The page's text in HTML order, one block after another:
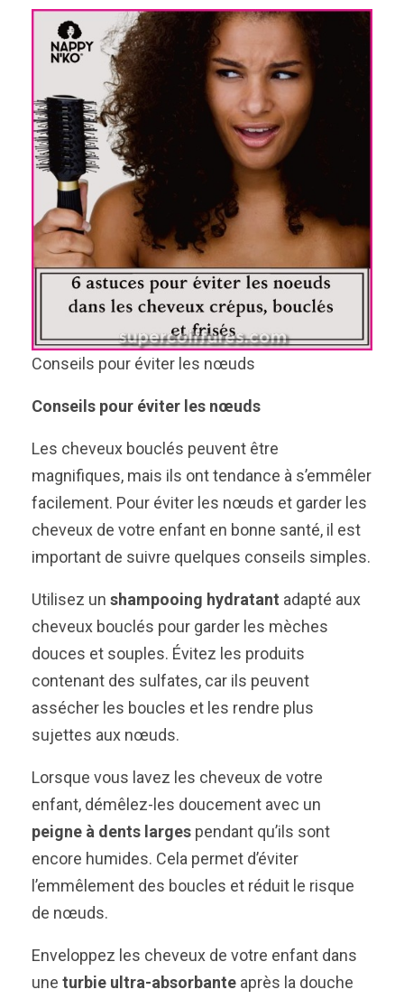
Conseils pour éviter les nœuds
Conseils pour éviter les nœuds
Les cheveux bouclés peuvent être
magnifiques, mais ils ont tendance à s’emmêler
facilement. Pour éviter les nœuds et garder les
cheveux de votre enfant en bonne santé, il est
important de suivre quelques conseils simples.
Utilisez un shampooing hydratant adapté aux
cheveux bouclés pour garder les mèches
douces et souples. Évitez les produits
contenant des sulfates, car ils peuvent
assécher les boucles et les rendre plus
sujettes aux nœuds.
Lorsque vous lavez les cheveux de votre
enfant, démêlez-les doucement avec un
peigne à dents larges pendant qu’ils sont
encore humides. Cela permet d’éviter
l’emmêlement des boucles et réduit le risque
de nœuds.
Enveloppez les cheveux de votre enfant dans
une turbie ultra-absorbante après la douche